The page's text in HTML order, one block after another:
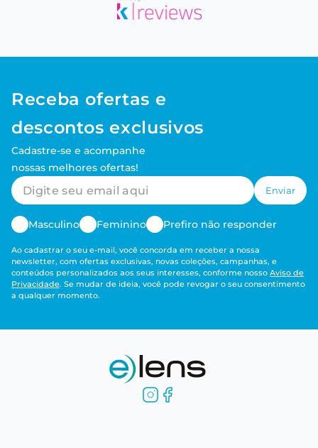
Receba ofertas e
descontos exclusivos
Cadastre-se e acompanhe
nossas melhores ofertas!
Enviar
Masculino Feminino Prefiro não responder
Ao cadastrar o seu e-mail, você concorda em receber a nossa
newsletter, com ofertas exclusivas, novas coleções, campanhas, e
conteúdos personalizados aos seus interesses, conforme nosso Aviso de
Privacidade. Se mudar de ideia, você pode revogar o seu consentimento
a qualquer momento.